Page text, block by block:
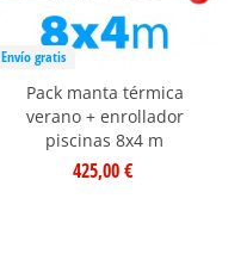
Envío gratis
Pack manta térmica
verano + enrollador
piscinas 8x4 m
425,00 €